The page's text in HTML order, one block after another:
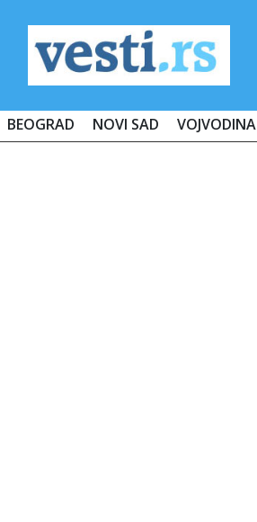
BEOGRAD NOVI SAD VOJVODINA